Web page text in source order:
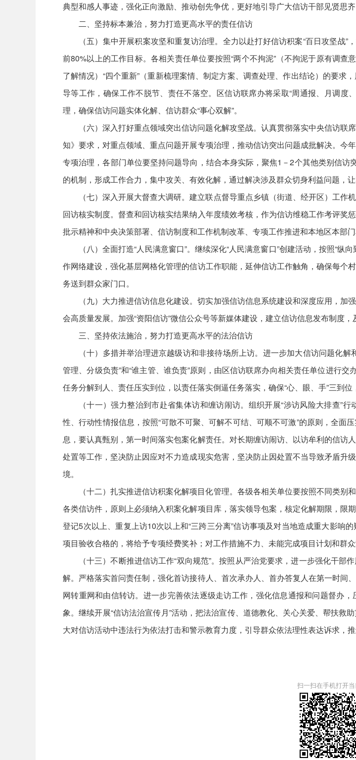
典型和感人事迹，强化正向激励、推动创先争优，更好地引导广大信访干部见贤思
二、坚持标本兼治，努力打造更高水平的责任信访
（五）集中开展积案攻坚和重复访治理。全力以赴打好信访积案“百日攻坚
前80%以上的工作目标。各相关责任单位要按照“两个不拘泥”（不拘泥于原有调
了解情况）“四个重新”（重新梳理案情、制定方案、调查处理、作出结论）的要
导等工作，确保工作不脱节、责任不落空。区信访联席办将采取“周通报、月调
理，确保信访问题实体化解、信访群众“事心双解”。
（六）深入打好重点领域突出信访问题化解攻坚战。认真贯彻落实中央信访
知》要求，对重点领域、重点问题开展专项治理，推动信访突出问题成批解决。今
专项治理，各部门单位要坚持问题导向，结合本身实际，聚焦1－2个其他类别信访
的机制，形成工作合力，集中攻关、有效化解，通过解决涉及群众切身利益问题，
（七）深入开展大督查大调研。建立联点督导重点乡镇（街道、经开区）工
回访核实制度。督查和回访核实结果纳入年度绩效考核，作为信访维稳工作考评
批示精神和中央决策部署、信访制度和工作机制改革、专项工作推进和本地区本部
（八）全面打造“人民满意窗口”。继续深化“人民满意窗口”创建活动，按照“
作网络建设，强化基层网格化管理的信访工作职能，延伸信访工作触角，确保每个
务送到群众家门口。
（九）大力推进信访信息化建设。切实加强信访信息系统建设和深度应用，
会高质量发展。加强“资阳信访”微信公众号等新媒体建设，建立信访信息发布制度，
三、坚持依法施治，努力打造更高水平的法治信访
（十）多措并举治理进京越级访和非接待场所上访。进一步加大信访问题化
管理、分级负责”和“谁主管、谁负责”原则，由区信访联席办向相关责任单位进行
任务分解到人、责任压实到位，以责任落实倒逼任务落实，确保“心、眼、手”三到
（十一）强力整治到市赴省集体访和缠访闹访。组织开展“涉访风险大排查”
性、行动性情报信息，按照“可散不可聚、可解不可结、可顺不可激”的原则，全
息，要认真甄别，第一时间落实包案化解责任。对长期缠访闹访、以访牟利的信
处置等工作，坚决防止因应对不力造成现实危害，坚决防止因处置不当导致矛盾
境。
（十二）扎实推进信访积案化解项目化管理。各级各相关单位要按照不同类
各类信访件，原则上必须纳入积案化解项目库，落实领导包案，核定化解期限，
登记5次以上、重复上访10次以上和“三跨三分离”信访事项及对当地造成重大影响
项目验收合格的，将给予专项经费奖补；对工作措施不力、未能完成项目计划和群
（十三）不断推进信访工作“双向规范”。按照从严治党要求，进一步强化干
解。严格落实首问责任制，强化首访接待人、首次承办人、首办答复人在第一时间
网转重网和由信转访。进一步完善依法逐级走访工作，强化信息通报和问题督办
象。继续开展“信访法治宣传月”活动，把法治宣传、道德教化、关心关爱、帮扶
大对信访活动中违法行为依法打击和警示教育力度，引导群众依法理性表达诉求，推
扫一扫在手机打开